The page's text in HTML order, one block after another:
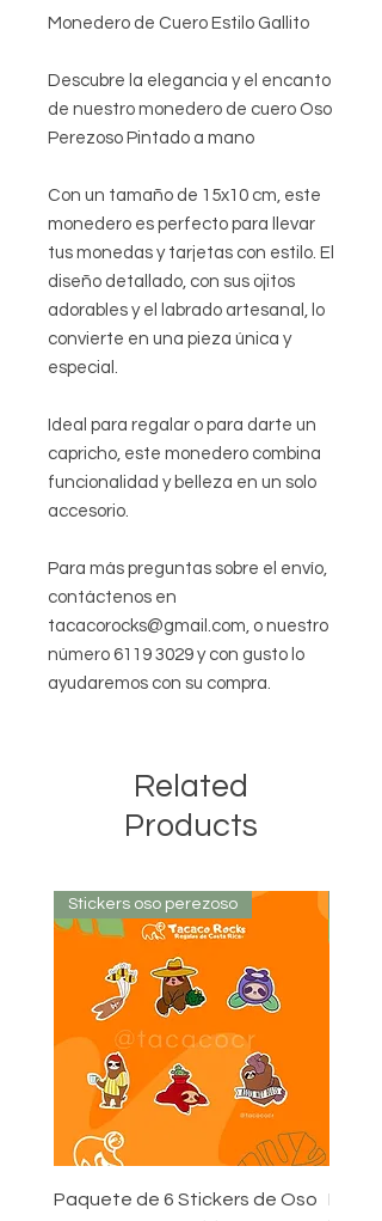
Monedero de Cuero Estilo Gallito
Descubre la elegancia y el encanto
de nuestro monedero de cuero Oso
Perezoso Pintado a mano
Con un tamaño de 15x10 cm, este
monedero es perfecto para llevar
tus monedas y tarjetas con estilo. El
diseño detallado, con sus ojitos
adorables y el labrado artesanal, lo
convierte en una pieza única y
especial.
Ideal para regalar o para darte un
capricho, este monedero combina
funcionalidad y belleza en un solo
accesorio.
Para más preguntas sobre el envío,
contáctenos en
tacacorocks@gmail.com, o nuestro
número 6119 3029 y con gusto lo
ayudaremos con su compra.
Related
Products
Stickers oso perezoso
Paquete de 6 Stickers de Oso
Pack